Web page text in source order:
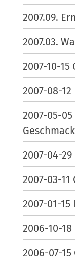
2007.09.
2007.03.
2007-10-
2007-08-
2007-05-
2007-04-
2007-03-
2007-01-
2006-10-
2006-07-